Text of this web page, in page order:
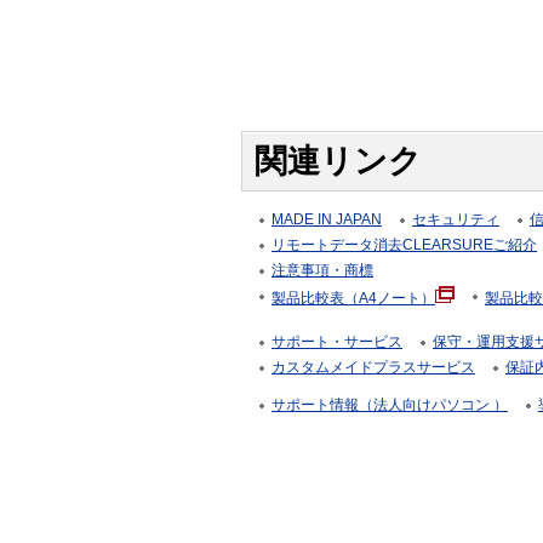
関連リンク
MADE IN JAPAN セキュリティ
リモートデータ消去CLEARSUREご紹介
注意事項・商標
製品比較表（A4ノート）
製品比
サポート・サービス
保守・運用支援
カスタムメイドプラスサービス
保証
サポート情報（法人向けパソコン ）